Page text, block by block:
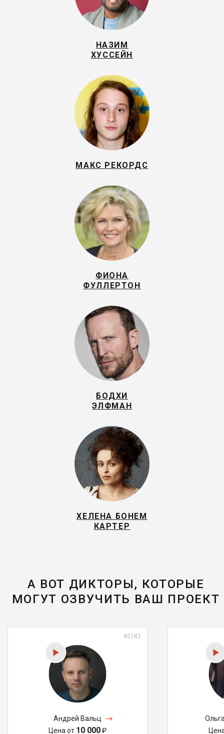
НАЗИМ
ХУССЕЙН
МАКС РЕКОРДС
ФИОНА
ФУЛЛЕРТОН
БОДХИ
ЭЛФМАН
ХЕЛЕНА БОНЕМ
КАРТЕР
А ВОТ ДИКТОРЫ, КОТОРЫЕ
МОГУТ ОЗВУЧИТЬ ВАШ ПРОЕКТ
#2182
Андрей Вальц
Цена от 10 000₽